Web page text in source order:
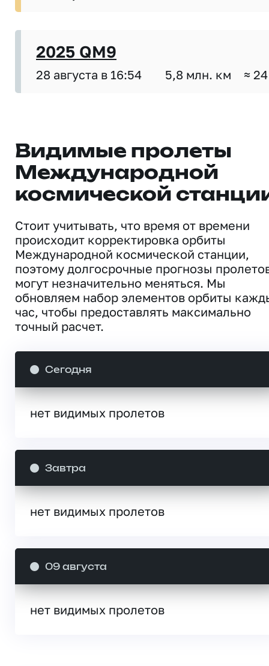
2025 QM9
28 августа в 16:54 5,8 млн. км ≈
Видимые пролеты
Международной
космической
Стоит учитывать, что время от времени
происходит корректировка орбиты
Международной космической станции,
поэтому долгосрочные прогнозы
могут незначительно меняться. Мы
обновляем набор элементов орбиты
час, чтобы предоставлять максимально
точный расчет.
Сегодня
нет видимых пролетов
Завтра
нет видимых пролетов
09 августа
нет видимых пролетов